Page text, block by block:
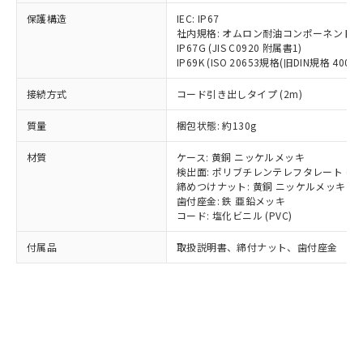
保護構造
IEC: IP67
社内規格: オムロン耐油コンポーネント
IP67G (JIS C0920 附属書1)
IP69K (ISO 20653規格(旧DIN規格
接続方式 コード引き出しタイプ (2m)
質量 梱包状態: 約130g
材質
ケース: 黄銅 ニッケルメッキ
検出面: ポリブチレンテレフタレート
締めつけナット: 黄銅 ニッケルメッキ
歯付座金: 鉄 亜鉛メッキ
コード: 塩化ビニル (PVC)
付属品 取扱説明書、締付ナット、歯付座金
覧された時点での実際の在庫および標
準価格とは異なる場合があることをご
了承ください。
正式な納期状況および標準価格はお客
様のお取引先、またはお客様担当のオ
ムロン制御機器販売店・当社販売員に
ご相談ください。
オムロン制御機器販売店や当社販売拠
販売ネットワーク
」をご確認
在庫状況および標準価格結果を当社の
事前の承諾なく第三者に漏洩または開
示しないようお願いします。
マイパーツ機能（部品リスト作成サー
鉛(Pb) 1000ppm以下、 水銀(Hg) 1000ppm以下、 カド
ミウム(Cd) 100ppm以下、
六価クロム(Cr(Ⅵ)) 1000ppm以下、ポリ臭化ビフェニル
類(PBB) 1000ppm以下、ポリ臭化ジフェニルエーテル類
(PBDE) 1000ppm以下、フタル酸ビス(2-エチルヘキシ
ル) (DEHP)(別名：DOP) 1000ppm以下、フタル酸ブチ
ルベンジル（BBP） 1000ppm以下、フタル酸ジブチル
（DBP） 1000ppm以下、フタル酸ジイソブチル
フタル酸エステル類の４物質については閾値を超える意
図的な使用がないことを確認しています。
部品在庫の切り替え状況などにより、予定
月が前後することがあります。
Pb(鉛) :1000ppm、 Hg(水銀) : 1000ppm、 Cd(カドミウ
Cr(Ⅵ)(六価クロム) : 1000ppm、 PBBs(ポリ臭化ビフェ
ニル類) : 1000ppm、 PBDEs(ポリ臭化ジフェニルエーテ
DBP(フタル酸ジブチル) : 1000ppm、 DIBP(フタル酸ジ
イソブチル) : 1000ppm、 BBP(フタル酸ブチルベンジ
DEHP(フタル酸ビス(2-エチルヘキシル)) : 1000ppm
※2 環境保護使用期限
「ｅ」：有害物質（10物質）のすべてが基
準値以下であることを示します。
「10」：通常の使用状況下において有害物
質が外部に漏えいし、環境に深刻な影響を
及ぼさない年数を意味します。
国政府の輸出許可(または役務取引許
可)を取得するなどの必要な手続きを
当社は規制貨物を破棄する場合は、完
全に破砕するなど、違法に輸出されな
いよう必要な手段を講じます。
当社は貴社製品を、核兵器、ミサイ
ル、化学兵器、生物兵器またはその他
武器並びにこれらの製造装置等に一切
使用いたしません。
当社は、貴社製品を第三者に販売する
場合は、上記1、2および3の内容を当
該第三者に通知します。また当社は、
販売先および販売に係わる関係者が違
法に輸出するおそれがある場合は、取
一定数以上の在庫あり
一定数には満たないが在庫あり
在庫なし(最新の在庫状況につ
いては、お客様のお取引先、ま
たはお客様担当のオムロン制御
機器販売店・当社販売員にご確
認ください)
白
受注生産機種、また在庫状況の
情報を公開していない機種